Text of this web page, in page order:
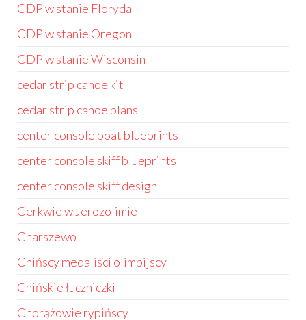
CDP w stanie Floryda
CDP w stanie Oregon
CDP w stanie Wisconsin
cedar strip canoe kit
cedar strip canoe plans
center console boat blueprints
center console skiff blueprints
center console skiff design
Cerkwie w Jerozolimie
Charszewo
Chińscy medaliści olimpijscy
Chińskie łuczniczki
Chorążowie rypińscy